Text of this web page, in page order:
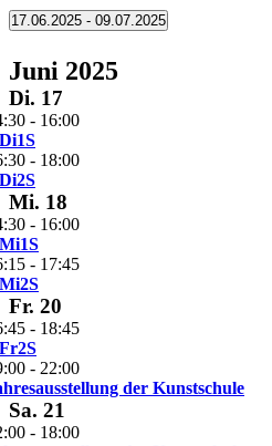
Veranstaltungen
17.06.2025 - 09.07.2025
auswählen.
Juni 2025
Di. 17
- 16:00
- 18:00
Mi. 18
- 16:00
- 17:45
Fr. 20
- 18:45
- 22:00
der Kunstschule
Sa. 21
- 18:00